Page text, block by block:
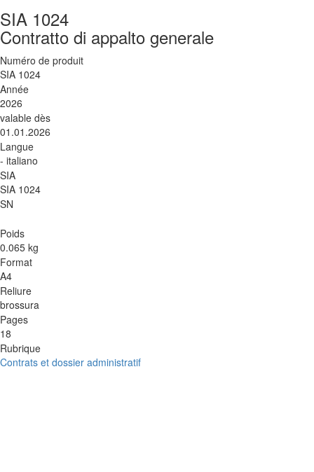
SIA 1024
Contratto di appalto generale
Numéro de produit
SIA 1024
Année
2026
valable dès
01.01.2026
Langue
- italiano
SIA
SIA 1024
SN
Poids
0.065 kg
Format
A4
Reliure
brossura
Pages
18
Rubrique
Contrats et dossier administratif